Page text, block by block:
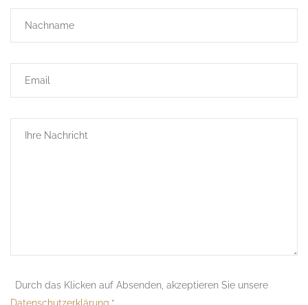
Durch das Klicken auf Absenden, akzeptieren Sie unsere